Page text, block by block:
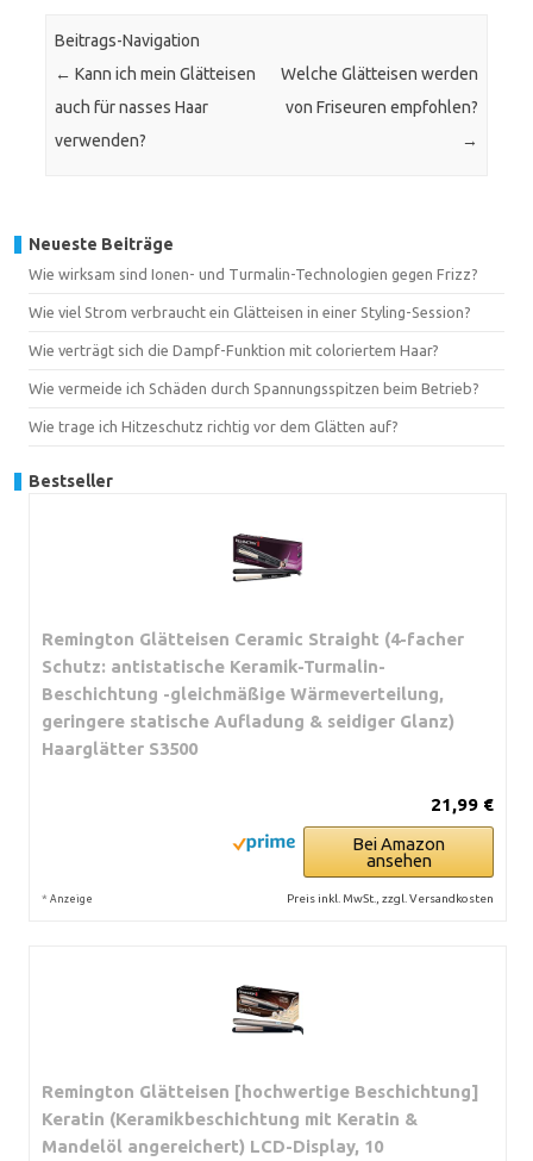
Beitrags-Navigation
← Kann ich mein Glätteisen
auch für nasses Haar
verwenden?
Welche Glätteisen werden
von Friseuren empfohlen?
→
Neueste Beiträge
Wie wirksam sind Ionen- und Turmalin-Technologien gegen Frizz?
Wie viel Strom verbraucht ein Glätteisen in einer Styling-Session?
Wie verträgt sich die Dampf-Funktion mit coloriertem Haar?
Wie vermeide ich Schäden durch Spannungsspitzen beim Betrieb?
Wie trage ich Hitzeschutz richtig vor dem Glätten auf?
Bestseller
Remington Glätteisen Ceramic Straight (4-facher
Schutz: antistatische Keramik-Turmalin-
Beschichtung -gleichmäßige Wärmeverteilung,
geringere statische Aufladung & seidiger Glanz)
Haarglätter S3500
21,99 €
Bei Amazon
ansehen
* Anzeige Preis inkl. MwSt., zzgl. Versandkosten
Remington Glätteisen [hochwertige Beschichtung]
Keratin (Keramikbeschichtung mit Keratin &
Mandelöl angereichert) LCD-Display, 10